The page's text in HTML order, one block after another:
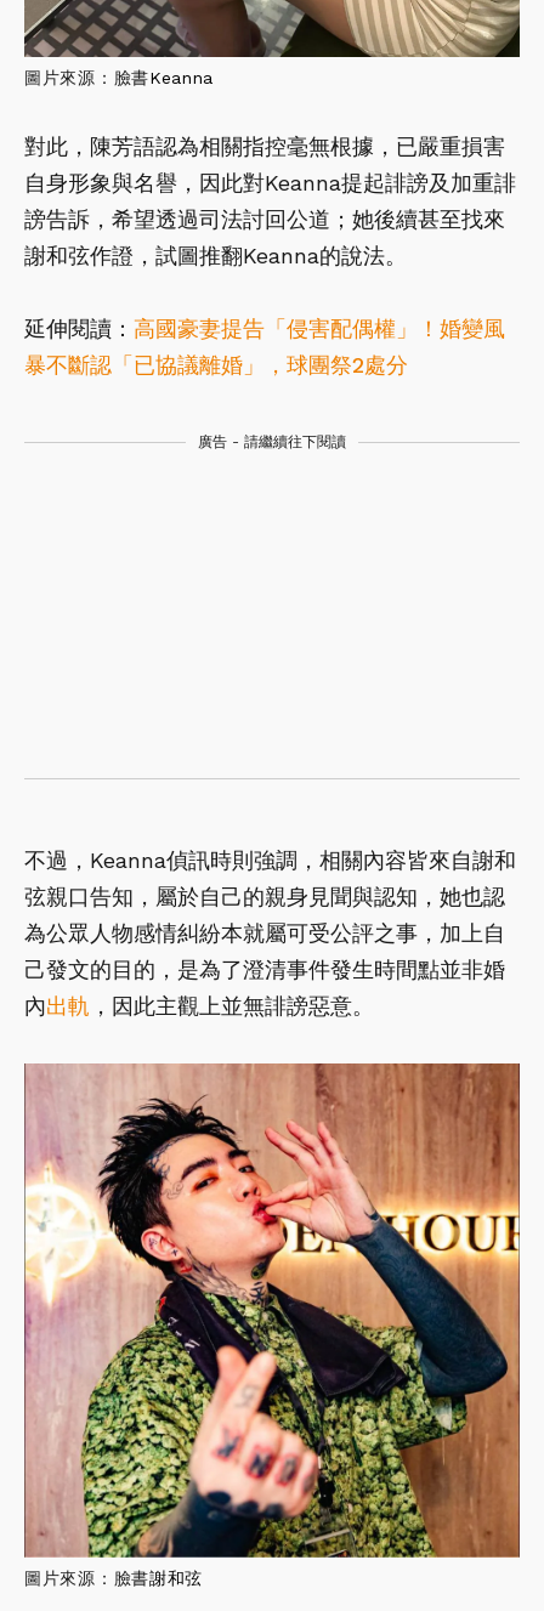
圖片來源：臉書Keanna
對此，陳芳語認為相關指控毫無根據，已嚴重損害
自身形象與名譽，因此對Keanna提起誹謗及加重誹
謗告訴，希望透過司法討回公道；她後續甚至找來
謝和弦作證，試圖推翻Keanna的說法。
延伸閱讀： 高國豪妻提告「侵害配偶權」！婚變風
暴不斷認「已協議離婚」，球團祭2處分
廣告 - 請繼續往下閱讀
不過，Keanna偵訊時則強調，相關內容皆來自謝和
弦親口告知，屬於自己的親身見聞與認知，她也認
為公眾人物感情糾紛本就屬可受公評之事，加上自
己發文的目的，是為了澄清事件發生時間點並非婚
內出軌 ，因此主觀上並無誹謗惡意。
圖片來源：臉書謝和弦